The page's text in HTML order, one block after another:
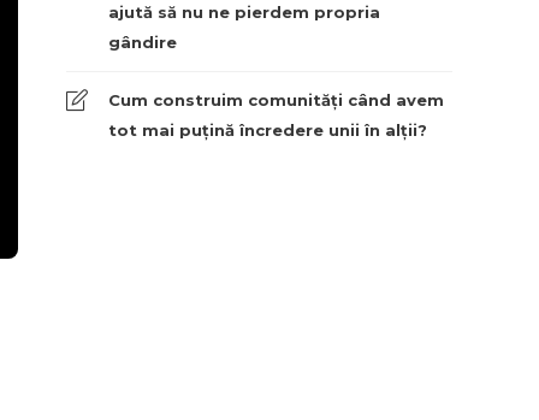
ajută să nu ne pierdem propria
gândire
Cum construim comunități când avem
tot mai puțină încredere unii în alții?